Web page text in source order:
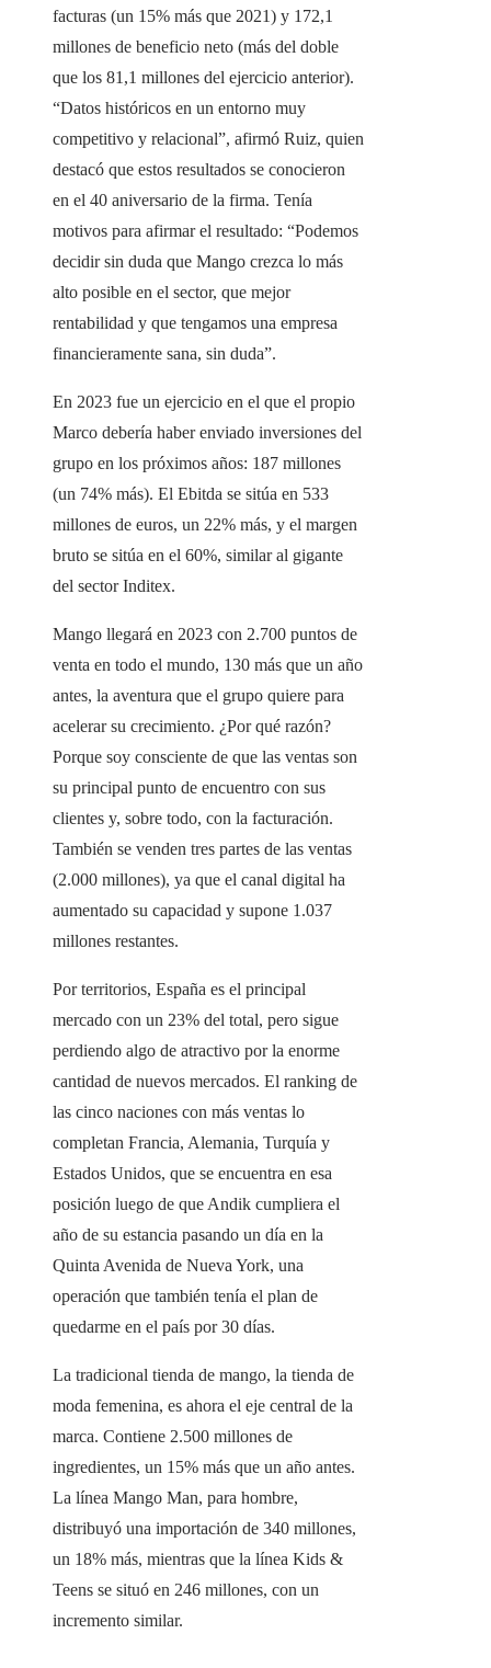
facturas (un 15% más que 2021) y 172,1
millones de beneficio neto (más del doble
que los 81,1 millones del ejercicio anterior).
“Datos históricos en un entorno muy
competitivo y relacional”, afirmó Ruiz, quien
destacó que estos resultados se conocieron
en el 40 aniversario de la firma. Tenía
motivos para afirmar el resultado: “Podemos
decidir sin duda que Mango crezca lo más
alto posible en el sector, que mejor
rentabilidad y que tengamos una empresa
financieramente sana, sin duda”.
En 2023 fue un ejercicio en el que el propio
Marco debería haber enviado inversiones del
grupo en los próximos años: 187 millones
(un 74% más). El Ebitda se sitúa en 533
millones de euros, un 22% más, y el margen
bruto se sitúa en el 60%, similar al gigante
del sector Inditex.
Mango llegará en 2023 con 2.700 puntos de
venta en todo el mundo, 130 más que un año
antes, la aventura que el grupo quiere para
acelerar su crecimiento. ¿Por qué razón?
Porque soy consciente de que las ventas son
su principal punto de encuentro con sus
clientes y, sobre todo, con la facturación.
También se venden tres partes de las ventas
(2.000 millones), ya que el canal digital ha
aumentado su capacidad y supone 1.037
millones restantes.
Por territorios, España es el principal
mercado con un 23% del total, pero sigue
perdiendo algo de atractivo por la enorme
cantidad de nuevos mercados. El ranking de
las cinco naciones con más ventas lo
completan Francia, Alemania, Turquía y
Estados Unidos, que se encuentra en esa
posición luego de que Andik cumpliera el
año de su estancia pasando un día en la
Quinta Avenida de Nueva York, una
operación que también tenía el plan de
quedarme en el país por 30 días.
La tradicional tienda de mango, la tienda de
moda femenina, es ahora el eje central de la
marca. Contiene 2.500 millones de
ingredientes, un 15% más que un año antes.
La línea Mango Man, para hombre,
distribuyó una importación de 340 millones,
un 18% más, mientras que la línea Kids &
Teens se situó en 246 millones, con un
incremento similar.